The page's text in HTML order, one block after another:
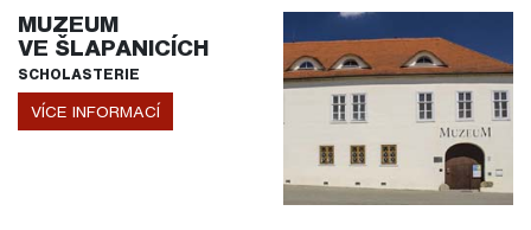
MUZEUM
VE ŠLAPANICÍCH
SCHOLASTERIE
VÍCE INFORMACÍ